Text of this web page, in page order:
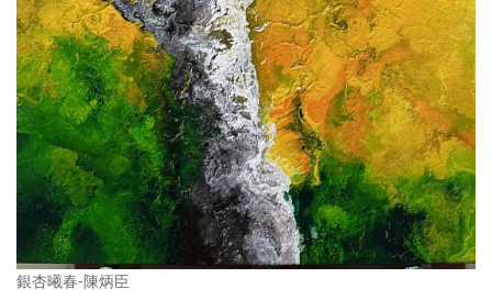
銀杏曦春-陳炳臣